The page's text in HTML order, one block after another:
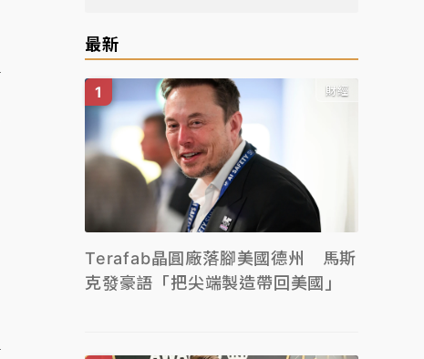
最新
財經
Terafab晶圓廠落腳美國德州 馬斯
克發豪語「把尖端製造帶回美國」